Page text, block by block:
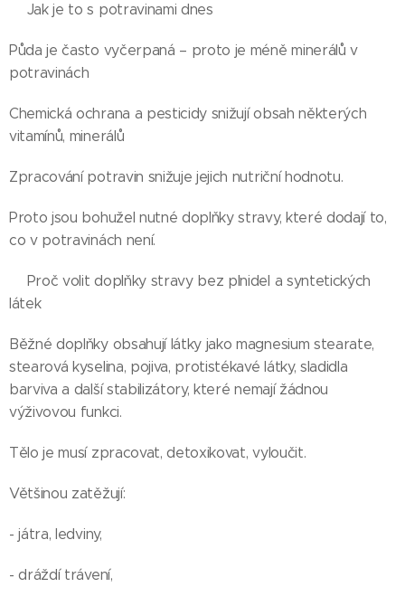
🌱Jak je to s potravinami dnes🌱
Půda je často vyčerpaná – proto je méně minerálů v
potravinách
Chemická ochrana a pesticidy snižují obsah některých
vitamínů, minerálů
Zpracování potravin snižuje jejich nutriční hodnotu.
Proto jsou bohužel nutné doplňky stravy, které dodají to,
co v potravinách není.
👉Proč volit doplňky stravy bez plnidel a syntetických
látek
Běžné doplňky obsahují látky jako magnesium stearate,
stearová kyselina, pojiva, protistékavé látky, sladidla
barviva a další stabilizátory, které nemají žádnou
výživovou funkci.
Tělo je musí zpracovat, detoxikovat, vyloučit.
Většinou zatěžují:
- játra, ledviny,
- dráždí trávení,